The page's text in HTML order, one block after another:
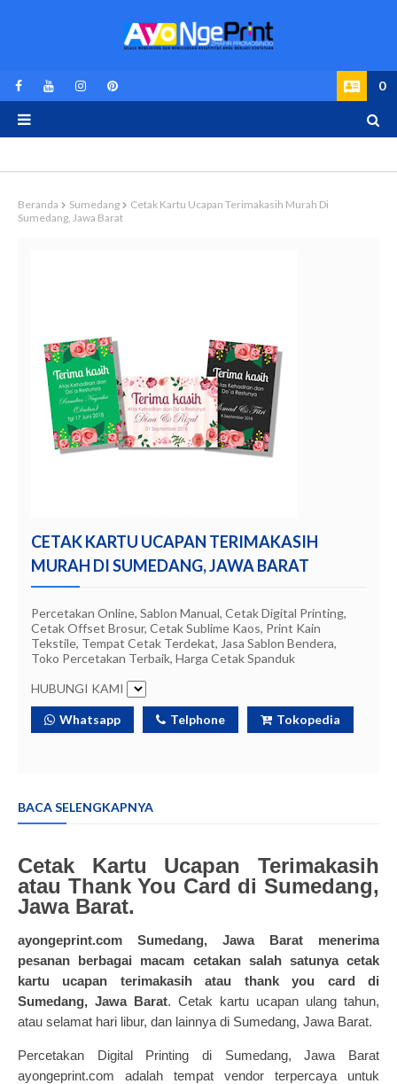
0
Beranda Sumedang
Cetak Kartu Ucapan Terimakasih Murah Di
Sumedang, Jawa Barat
CETAK KARTU UCAPAN TERIMAKASIH
MURAH DI SUMEDANG, JAWA BARAT
Percetakan Online, Sablon Manual, Cetak Digital Printing,
Cetak Offset Brosur, Cetak Sublime Kaos, Print Kain
Tekstile, Tempat Cetak Terdekat, Jasa Sablon Bendera,
Toko Percetakan Terbaik, Harga Cetak Spanduk
HUBUNGI KAMI
Whatsapp Telphone Tokopedia
BACA SELENGKAPNYA
Cetak Kartu Ucapan Terimakasih
atau Thank You Card di Sumedang,
Jawa Barat.
ayongeprint.com Sumedang, Jawa Barat menerima
pesanan berbagai macam cetakan salah satunya cetak
kartu ucapan terimakasihatau thank you card di
Sumedang, Jawa Barat. Cetak kartu ucapan ulang tahun,
atau selamat hari libur, dan lainnya di Sumedang, Jawa Barat.
Percetakan Digital Printing di Sumedang, Jawa Barat
ayongeprint.com adalah tempat vendor terpercaya untuk